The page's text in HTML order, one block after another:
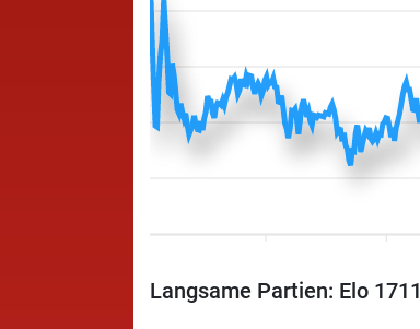
Langsame Partien: Elo 1711